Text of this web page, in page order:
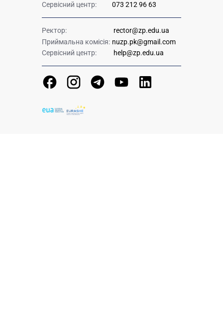
Сервісний центр:
073 212 96 63
Ректор:
rector@zp.edu.ua
Приймальна комісія: nuzp.pk@gmail.com
Сервісний центр:
help@zp.edu.ua